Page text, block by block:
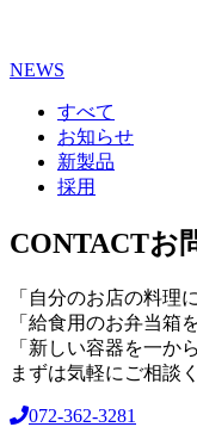
NEWS
すべて
お知らせ
新製品
採用
CONTACTお
「自分のお店の料理
「給食用のお弁当箱
「新しい容器を一か
まずは気軽にご相談
072-362-3281